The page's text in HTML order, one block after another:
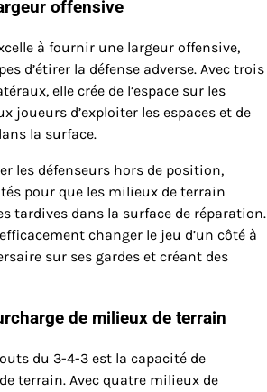
offensive
à fournir une largeur offensive,
d’étirer la défense adverse. Avec trois
elle crée de l’espace sur les
joueurs d’exploiter les espaces et de
la surface.
les défenseurs hors de position,
pour que les milieux de terrain
tardives dans la surface de réparation.
changer le jeu d’un côté à
sur ses gardes et créant des
de milieux de terrain
du 3-4-3 est la capacité de
terrain. Avec quatre milieux de